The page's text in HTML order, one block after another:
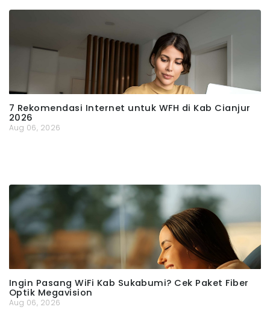
7 Rekomendasi Internet untuk WFH di Kab Cianjur
2026
Aug 06, 2026
Ingin Pasang WiFi Kab Sukabumi? Cek Paket Fiber
Optik Megavision
Aug 06, 2026